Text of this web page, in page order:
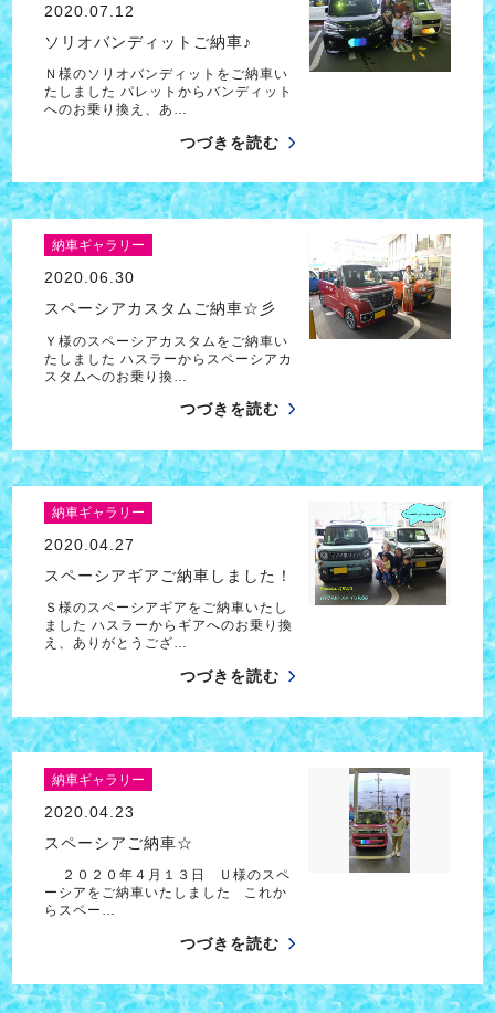
2020.07.12
ソリオバンディットご納車♪
Ｎ様のソリオバンディットをご納車い
たしました パレットからバンディット
へのお乗り換え、あ…
つづきを読む
納車ギャラリー
2020.06.30
スペーシアカスタムご納車☆彡
Ｙ様のスペーシアカスタムをご納車い
たしました ハスラーからスペーシアカ
スタムへのお乗り換…
つづきを読む
納車ギャラリー
2020.04.27
スペーシアギアご納車しました！
Ｓ様のスペーシアギアをご納車いたし
ました ハスラーからギアへのお乗り換
え、ありがとうござ…
つづきを読む
納車ギャラリー
2020.04.23
スペーシアご納車☆
２０２０年４月１３日 Ｕ様のスペ
ーシアをご納車いたしました これか
らスペー…
つづきを読む